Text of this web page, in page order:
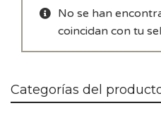
No se han
coincidan con tu
Categorías del